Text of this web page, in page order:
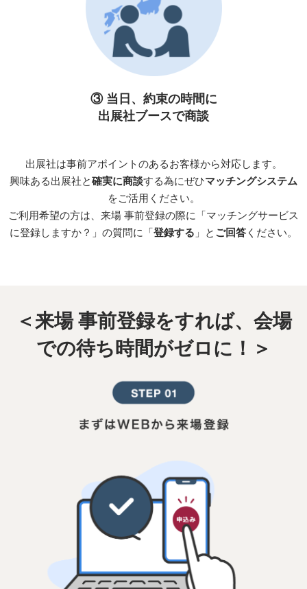
③ 当日、約束の時間に
出展社ブースで商談
出展社は事前アポイントのあるお客様から対応します。
興味ある出展社と確実に商談する為にぜひマッチングシステム
をご活用ください。
ご利用希望の方は、来場 事前登録の際に「マッチングサービス
に登録しますか？」の質問に「登録する 」と ご回答 ください。
＜来場 事前登録をすれば、会場
での待ち時間がゼロに！＞